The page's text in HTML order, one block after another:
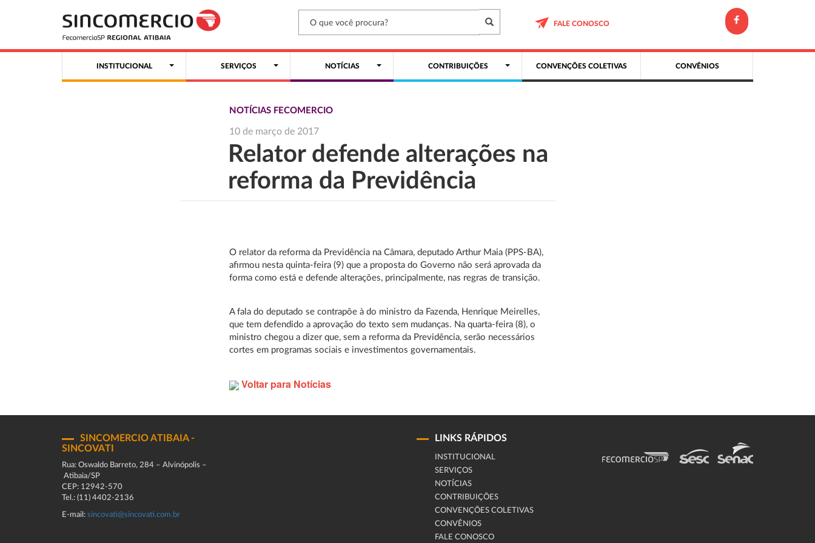
FALE CONOSCO
INSTITUCIONAL SERVIÇOS NOTÍCIAS CONTRIBUIÇÕES CONVENÇÕES COLETIVAS CONVÊNIOS
NOTÍCIAS FECOMERCIO
10 de março de 2017
Relator defende alterações na
reforma da Previdência
O relator da reforma da Previdência na Câmara, deputado Arthur Maia (PPS-BA),
afirmou nesta quinta-feira (9) que a proposta do Governo não será aprovada da
forma como está e defende alterações, principalmente, nas regras de transição.
A fala do deputado se contrapõe à do ministro da Fazenda, Henrique Meirelles,
que tem defendido a aprovação do texto sem mudanças. Na quarta-feira (8), o
ministro chegou a dizer que, sem a reforma da Previdência, serão necessários
cortes em programas sociais e investimentos governamentais.
Voltar para Notícias
SINCOMERCIO ATIBAIA -
SINCOVATI
Rua: Oswaldo Barreto, 284 – Alvinópolis –
Atibaia/SP
CEP: 12942-570
Tel.: (11) 4402-2136
E-mail: sincovati@sincovati.com.br
LINKS RÁPIDOS
INSTITUCIONAL
SERVIÇOS
NOTÍCIAS
CONTRIBUIÇÕES
CONVENÇÕES COLETIVAS
CONVÊNIOS
FALE CONOSCO